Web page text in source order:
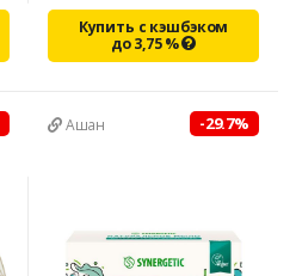
Купить с кэшбэком
до3,75%
Ашан -29.7%